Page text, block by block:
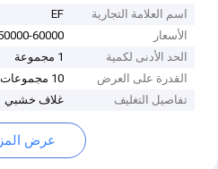
اسم العلامة التجارية
EF
الأسعار
60000
الحد الأدنى لكمية
1 مجموعة
القدرة على العرض
10 مجموعات / شهر
تفاصيل التغليف
غلاف خشبي
عرض